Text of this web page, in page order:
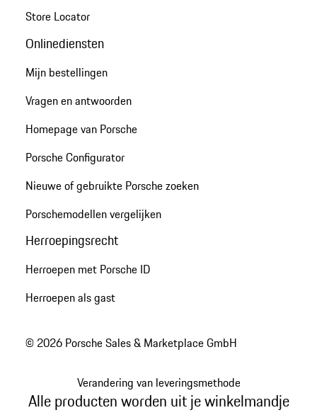
Store Locator
Onlinediensten
Mijn bestellingen
Vragen en antwoorden
Homepage van Porsche
Porsche Configurator
Nieuwe of gebruikte Porsche zoeken
Porschemodellen vergelijken
Herroepingsrecht
Herroepen met Porsche ID
Herroepen als gast
© 2026 Porsche Sales & Marketplace GmbH
Verandering van leveringsmethode
Alle producten worden uit je winkelmandje